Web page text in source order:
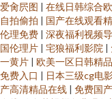
爱肏屄图 | 在线日韩综合
自拍偷拍 | 国产在线观看
伦理免费 | 深夜福利视频
国伦理片 | 宅狼福利影院 |
一黄片 | 欧美一区日韩精品
免费入口 | 日本三级cg电
产高清精品在线 | 免费国